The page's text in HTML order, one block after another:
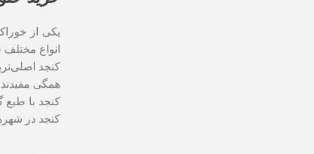
یکی از
انواع
کنجد
همگی
کنجد با طبع
کنجد در